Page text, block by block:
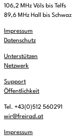
106,2 MHz Völs bis Telfs
89,6 MHz Hall bis Schwaz
Impressum
Datenschutz
Unterstützen
Netzwerk
Support
Öffentlichkeit
Tel. +43(0)512 560291
wir@freirad.at
Impressum